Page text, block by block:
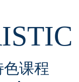
色课程